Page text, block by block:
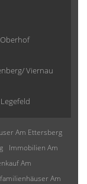
Oberhof
Viernau
Am Ettersberg
Immobilien Am
Am
Am